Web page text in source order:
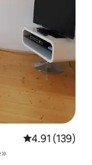
Calificación
4.91 (139)